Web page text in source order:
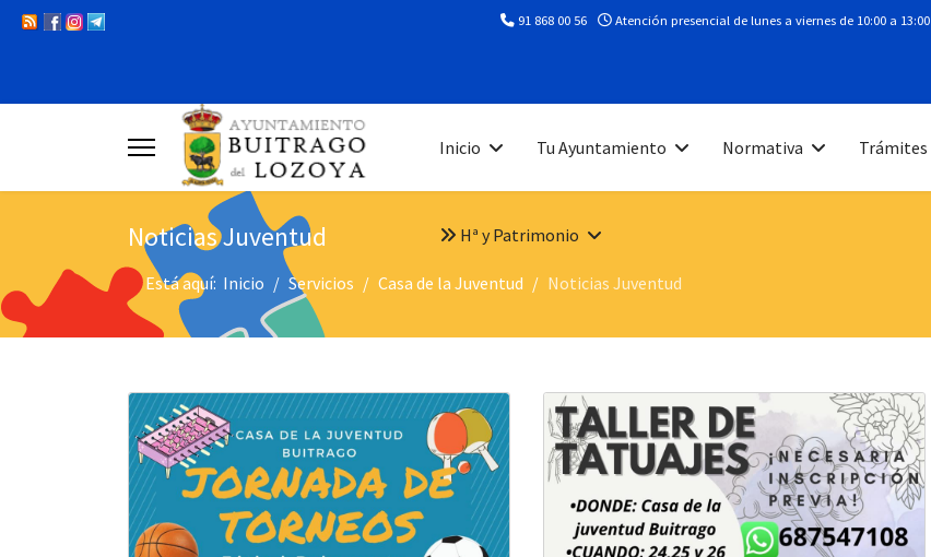
91 868 00 56 Atención presencial de lunes a viernes de 10:00 a 13:00
Inicio Tu Ayuntamiento Normativa Trámites
Hª y Patrimonio
Noticias Juventud
Está aquí: Inicio Servicios Casa de la Juventud Noticias Juventud